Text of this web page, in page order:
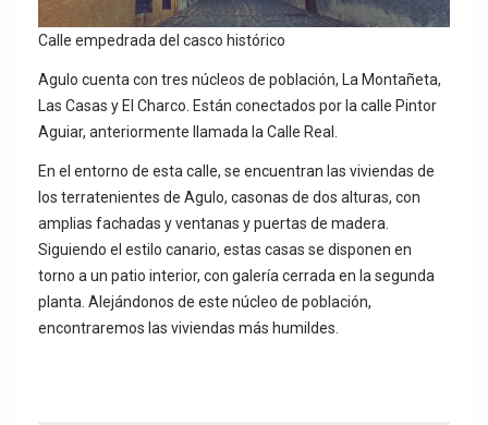
Calle empedrada del casco histórico
Agulo cuenta con tres núcleos de población, La Montañeta,
Las Casas y El Charco. Están conectados por la calle Pintor
Aguiar, anteriormente llamada la Calle Real.
En el entorno de esta calle, se encuentran las viviendas de
los terratenientes de Agulo, casonas de dos alturas, con
amplias fachadas y ventanas y puertas de madera.
Siguiendo el estilo canario, estas casas se disponen en
torno a un patio interior, con galería cerrada en la segunda
planta. Alejándonos de este núcleo de población,
encontraremos las viviendas más humildes.